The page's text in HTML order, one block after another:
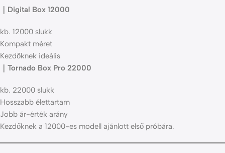
｜Digital Box 12000
kb. 12000 slukk
Kompakt méret
Kezdőknek ideális
｜Tornado Box Pro 22000
kb. 22000 slukk
Hosszabb élettartam
Jobb ár-érték arány
Kezdőknek a 12000-es modell ajánlott első próbára.